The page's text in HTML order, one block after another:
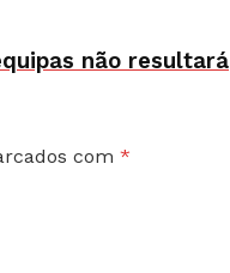
não resultará
com *